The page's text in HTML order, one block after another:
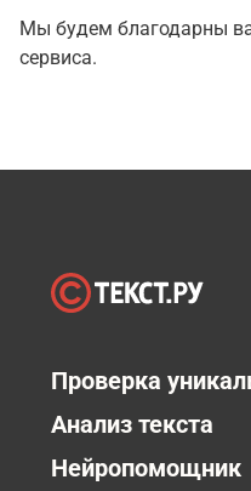
Мы будем благодарны
сервиса.
Проверка
Анализ текста
Нейропомощник